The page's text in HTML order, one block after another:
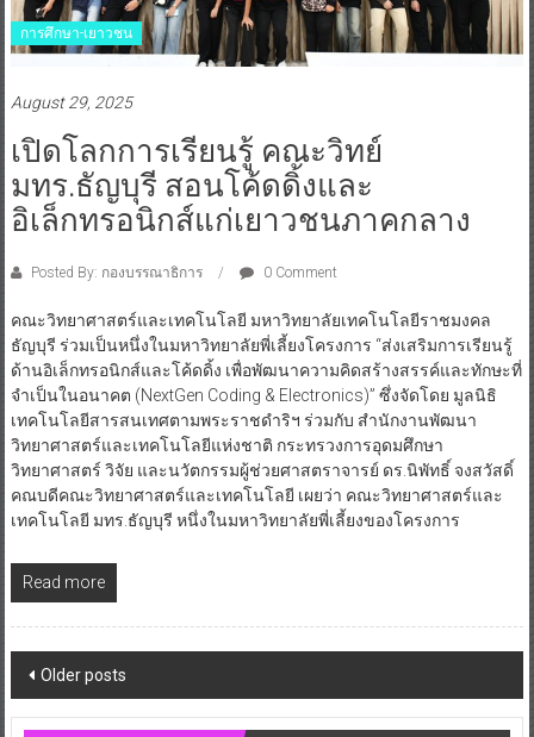
การศึกษา-เยาวชน
August 29, 2025
เปิดโลกการเรียนรู้ คณะวิทย์
มทร.ธัญบุรี สอนโค้ดดิ้งและ
อิเล็กทรอนิกส์แก่เยาวชนภาคกลาง
Posted By: กองบรรณาธิการ 0 Comment
คณะวิทยาศาสตร์และเทคโนโลยี มหาวิทยาลัยเทคโนโลยีราชมงคล
ธัญบุรี ร่วมเป็นหนึ่งในมหาวิทยาลัยพี่เลี้ยงโครงการ “ส่งเสริมการเรียนรู้
ด้านอิเล็กทรอนิกส์และโค้ดดิ้ง เพื่อพัฒนาความคิดสร้างสรรค์และทักษะที่
จำเป็นในอนาคต (NextGen Coding & Electronics)” ซึ่งจัดโดย มูลนิธิ
เทคโนโลยีสารสนเทศตามพระราชดำริฯ ร่วมกับ สำนักงานพัฒนา
วิทยาศาสตร์และเทคโนโลยีแห่งชาติ กระทรวงการอุดมศึกษา
วิทยาศาสตร์ วิจัย และนวัตกรรมผู้ช่วยศาสตราจารย์ ดร.นิพัทธิ์ จงสวัสดิ์
คณบดีคณะวิทยาศาสตร์และเทคโนโลยี เผยว่า คณะวิทยาศาสตร์และ
เทคโนโลยี มทร.ธัญบุรี หนึ่งในมหาวิทยาลัยพี่เลี้ยงของโครงการ
Read more
Posts
navigation
Older posts